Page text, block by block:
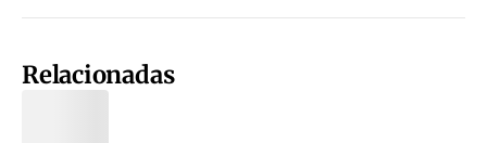
Relacionadas